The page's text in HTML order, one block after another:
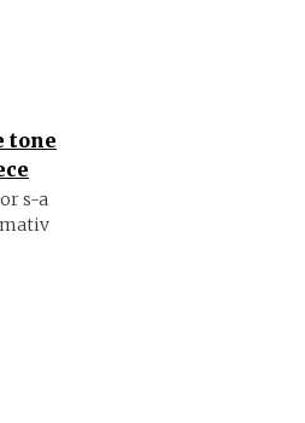
tone
s-a